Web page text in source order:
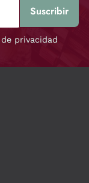
privacidad